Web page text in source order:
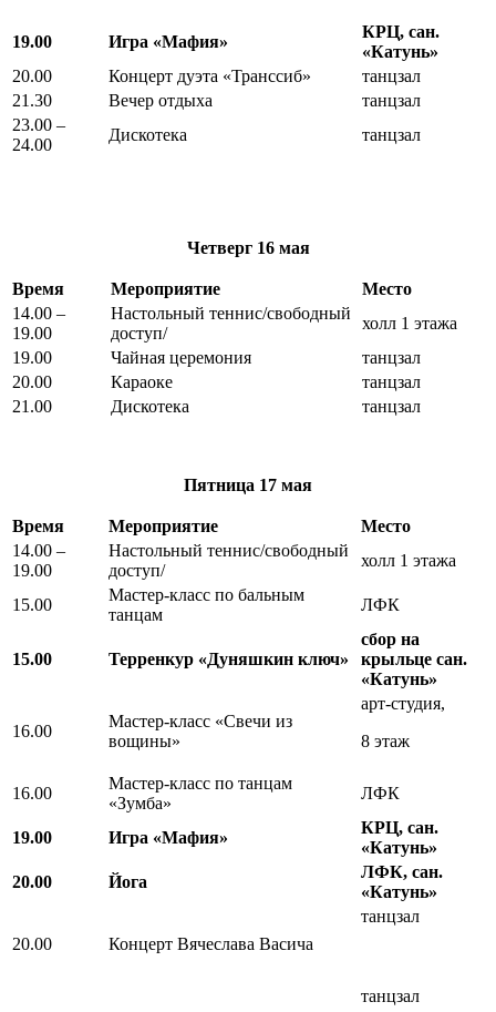
19.00 Игра «Мафия»
КРЦ, сан.
«Катунь»
20.00
Концерт дуэта «Транссиб»
танцзал
21.30
Вечер отдыха
танцзал
23.00 –
24.00
Дискотека танцзал
Четверг 16 мая
Время Мероприятие
Место
14.00 –
19.00
Настольный теннис/свободный
доступ/
холл 1 этажа
19.00
Чайная церемония
танцзал
20.00
Караоке
танцзал
21.00
Дискотека танцзал
Пятница 17 мая
Время Мероприятие
Место
14.00 –
19.00
Настольный теннис/свободный
доступ/
холл 1 этажа
15.00
Мастер-класс по бальным
танцам
ЛФК
15.00 Терренкур «Дуняшкин ключ»
сбор на
крыльце сан.
«Катунь»
16.00
Мастер-класс «Свечи из
вощины»
арт-студия,
8 этаж
16.00
Мастер-класс по танцам
«Зумба»
ЛФК
19.00 Игра «Мафия»
КРЦ, сан.
«Катунь»
20.00
Йога
ЛФК, сан.
«Катунь»
20.00 Концерт Вячеслава Васича
танцзал
танцзал